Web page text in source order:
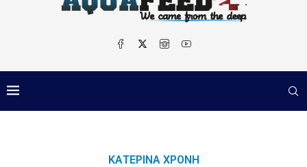
ΚΑΤΕΡΊΝΑ ΧΡΌΝΗ